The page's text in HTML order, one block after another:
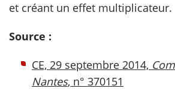
et créant un effet multiplicateur.
Source :
CE, 29 septembre 2014,
Nantes, n° 370151